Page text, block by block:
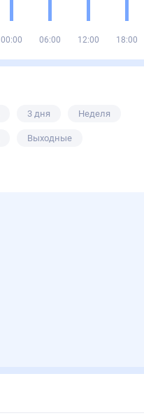
00:00 06:00 12:00 18:00
3 дня Неделя
Выходные